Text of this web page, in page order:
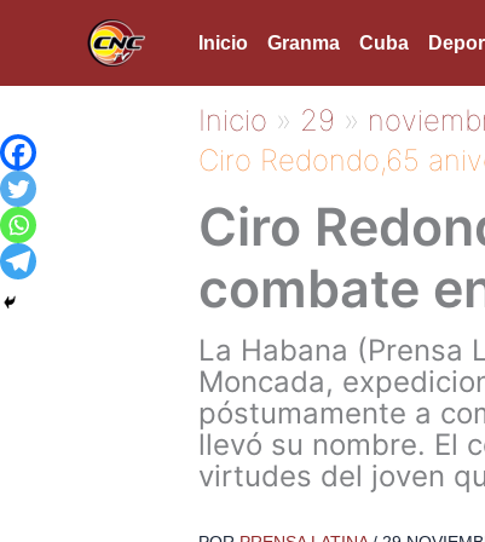
Inicio Granma Cuba
Inicio 29
Ciro Redondo,65
Ciro
combate
La Habana (Prensa
Moncada,
póstumamente a
llevó su nombre. El
virtudes del joven